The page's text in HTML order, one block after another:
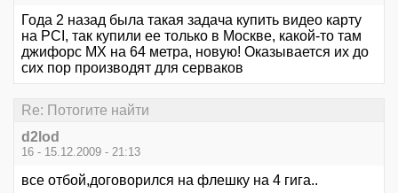
Года 2 назад была такая задача купить видео карту
на PCI, так купили ее только в Москве, какой-то там
джифорс MX на 64 метра, новую! Оказывается их до
сих пор производят для серваков
Re: Потогите найти
d2lod
16 - 15.12.2009 - 21:13
все отбой,договорился на флешку на 4 гига..